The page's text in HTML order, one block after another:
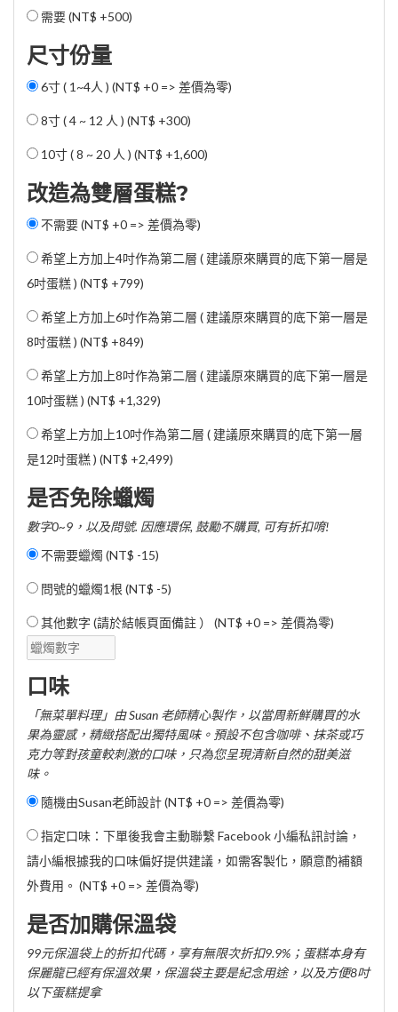
需要 (NT$ +500)
尺寸份量
6寸 ( 1~4人 ) (NT$ +0 => 差價為零)
8寸 ( 4 ~ 12 人 ) (NT$ +300)
10寸 ( 8 ~ 20 人 ) (NT$ +1,600)
改造為雙層蛋糕?
不需要 (NT$ +0 => 差價為零)
希望上方加上4吋作為第二層 ( 建議原來購買的底下第一層是
6吋蛋糕 ) (NT$ +799)
希望上方加上6吋作為第二層 ( 建議原來購買的底下第一層是
8吋蛋糕 ) (NT$ +849)
希望上方加上8吋作為第二層 ( 建議原來購買的底下第一層是
10吋蛋糕 ) (NT$ +1,329)
希望上方加上10吋作為第二層 ( 建議原來購買的底下第一層
是12吋蛋糕 ) (NT$ +2,499)
是否免除蠟燭
數字0~9，以及問號. 因應環保, 鼓勵不購買, 可有折扣唷!
不需要蠟燭 (NT$ -15)
問號的蠟燭1根 (NT$ -5)
其他數字 (請於結帳頁面備註 ） (NT$ +0 => 差價為零)
口味
「無菜單料理」由 Susan 老師精心製作，以當周新鮮購買的水
果為靈感，精緻搭配出獨特風味。預設不包含咖啡、抹茶或巧
克力等對孩童較刺激的口味，只為您呈現清新自然的甜美滋
味。
隨機由Susan老師設計 (NT$ +0 => 差價為零)
指定口味：下單後我會主動聯繫 Facebook 小編私訊討論，
請小編根據我的口味偏好提供建議，如需客製化，願意酌補額
外費用。 (NT$ +0 => 差價為零)
是否加購保溫袋
99元保溫袋上的折扣代碼，享有無限次折扣9.9%；蛋糕本身有
保麗龍已經有保溫效果，保溫袋主要是紀念用途，以及方便8吋
以下蛋糕提拿